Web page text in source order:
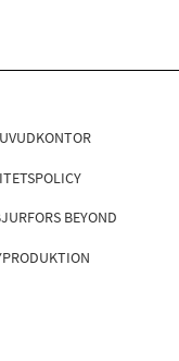
BEYOND